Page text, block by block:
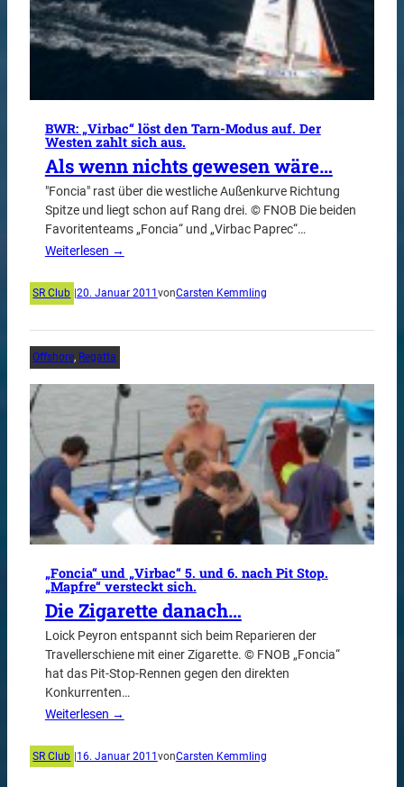
BWR: „Virbac“ löst den Tarn-Modus auf. Der
Westen zahlt sich aus.
Als wenn nichts gewesen wäre…
"Foncia" rast über die westliche Außenkurve Richtung
Spitze und liegt schon auf Rang drei. © FNOB Die beiden
Favoritenteams „Foncia“ und „Virbac Paprec“…
Weiterlesen →
SR Club 20. Januar 2011 vonCarsten Kemmling
Offshore, Regatta
„Foncia“ und „Virbac“ 5. und 6. nach Pit Stop.
„Mapfre“ versteckt sich.
Die Zigarette danach…
Loick Peyron entspannt sich beim Reparieren der
Travellerschiene mit einer Zigarette. © FNOB „Foncia“
hat das Pit-Stop-Rennen gegen den direkten
Konkurrenten…
Weiterlesen →
SR Club 16. Januar 2011 vonCarsten Kemmling